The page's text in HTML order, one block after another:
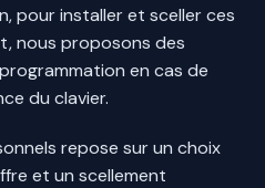
pour installer et sceller ces
nous proposons des
en cas de
du clavier.
repose sur un choix
et un scellement